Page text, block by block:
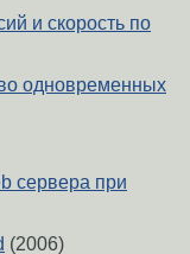
и скорость по
одновременных
сервера при
(2006)